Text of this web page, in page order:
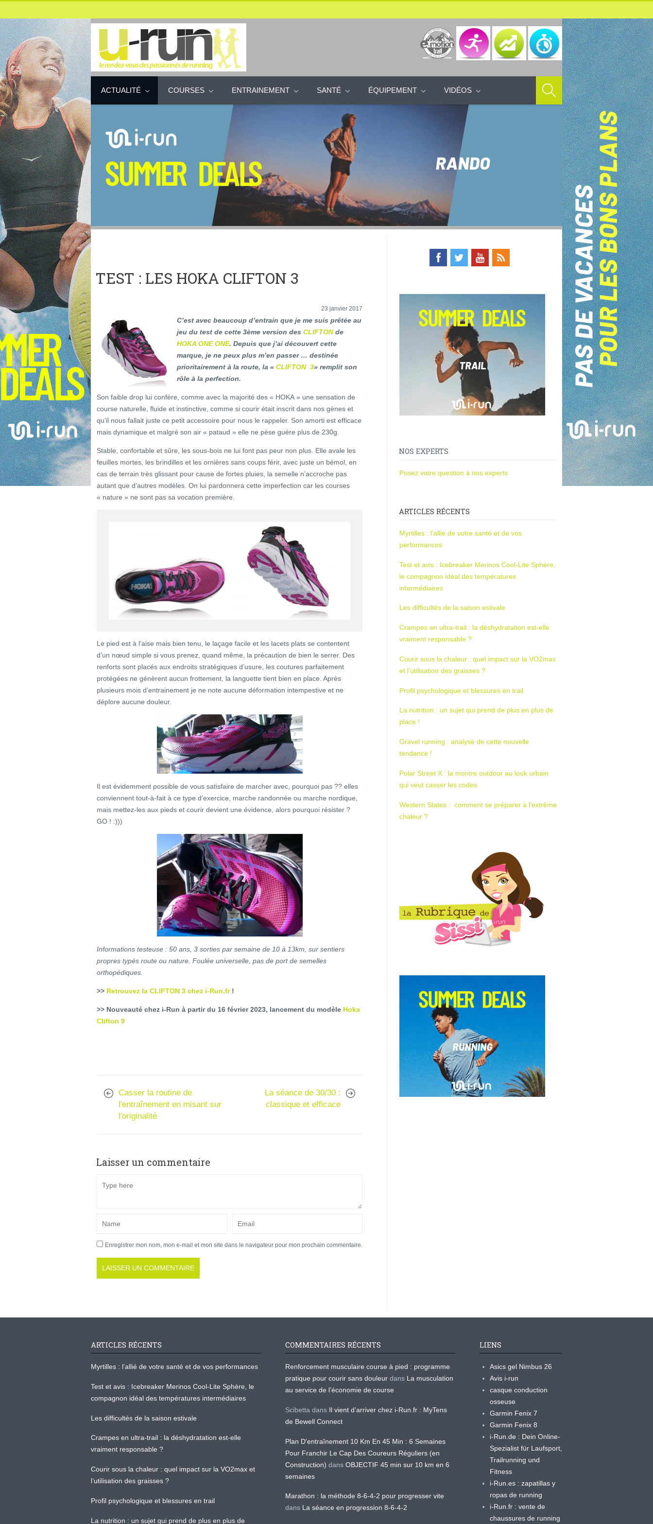
ACTUALITÉ COURSES ENTRAINEMENT SANTÉ ÉQUIPEMENT VIDÉOS
TEST : LES HOKA CLIFTON 3
23 janvier 2017
C’est avec beaucoup d’entrain que je me suis prêtée au
jeu du test de cette 3ème version des CLIFTONde
HOKA ONE ONE. Depuis que j’ai découvert cette
marque, je ne peux plus m’en passer … destinée
prioritairement à la route, la « CLIFTON 3» remplit son
rôle à la perfection.
Son faible drop lui confère, comme avec la majorité des « HOKA » une sensation de
course naturelle, fluide et instinctive, comme si courir était inscrit dans nos gènes et
qu’il nous fallait juste ce petit accessoire pour nous le rappeler. Son amorti est efficace
mais dynamique et malgré son air « pataud » elle ne pèse guère plus de 230g.
Stable, confortable et sûre, les sous-bois ne lui font pas peur non plus. Elle avale les
feuilles mortes, les brindilles et les ornières sans coups férir, avec juste un bémol, en
cas de terrain très glissant pour cause de fortes pluies, la semelle n’accroche pas
autant que d’autres modèles. On lui pardonnera cette imperfection car les courses
« nature » ne sont pas sa vocation première.
Le pied est à l’aise mais bien tenu, le laçage facile et les lacets plats se contentent
d’un nœud simple si vous prenez, quand même, la précaution de bien le serrer. Des
renforts sont placés aux endroits stratégiques d’usure, les coutures parfaitement
protégées ne génèrent aucun frottement, la languette tient bien en place. Après
plusieurs mois d’entrainement je ne note aucune déformation intempestive et ne
déplore aucune douleur.
Il est évidemment possible de vous satisfaire de marcher avec, pourquoi pas ?? elles
conviennent tout-à-fait à ce type d’exercice, marche randonnée ou marche nordique,
mais mettez-les aux pieds et courir devient une évidence, alors pourquoi résister ?
GO ! :)))
Informations testeuse : 50 ans, 3 sorties par semaine de 10 à 13km, sur sentiers
propres typés route ou nature. Foulée universelle, pas de port de semelles
orthopédiques.
>> Retrouvez la CLIFTON 3 chez i-Run.fr!
>> Nouveauté chez i-Run à partir du 16 février 2023, lancement du modèle Hoka
Clifton 9
Casser la routine de
l'entraînement en misant sur
l'originalité
La séance de 30/30 :
classique et efficace
Laisser un commentaire
Enregistrer mon nom, mon e-mail et mon site dans le navigateur pour mon prochain commentaire.
NOS EXPERTS
Posez votre question à nos experts
ARTICLES RÉCENTS
Myrtilles : l’allié de votre santé et de vos
performances
Test et avis : Icebreaker Merinos Cool-Lite Sphère,
le compagnon idéal des températures
intermédiaires
Les difficultés de la saison estivale
Crampes en ultra-trail : la déshydratation est-elle
vraiment responsable ?
Courir sous la chaleur : quel impact sur la VO2max
et l’utilisation des graisses ?
Profil psychologique et blessures en trail
La nutrition : un sujet qui prend de plus en plus de
place !
Gravel running : analyse de cette nouvelle
tendance !
Polar Street X : la montre outdoor au look urbain
qui veut casser les codes
Western States : comment se préparer à l’extrême
chaleur ?
ARTICLES RÉCENTS
Myrtilles : l’allié de votre santé et de vos performances
Test et avis : Icebreaker Merinos Cool-Lite Sphère, le
compagnon idéal des températures intermédiaires
Les difficultés de la saison estivale
Crampes en ultra-trail : la déshydratation est-elle
vraiment responsable ?
Courir sous la chaleur : quel impact sur la VO2max et
l’utilisation des graisses ?
Profil psychologique et blessures en trail
La nutrition : un sujet qui prend de plus en plus de
COMMENTAIRES RÉCENTS
Renforcement musculaire course à pied : programme
pratique pour courir sans douleur dans La musculation
au service de l’économie de course
Scibetta dans Il vient d’arriver chez i-Run.fr : MyTens
de Bewell Connect
Plan D'entraînement 10 Km En 45 Min : 6 Semaines
Pour Franchir Le Cap Des Coureurs Réguliers (en
Construction) dans OBJECTIF 45 min sur 10 km en 6
semaines
Marathon : la méthode 8-6-4-2 pour progresser vite
dans La séance en progression 8-6-4-2
LIENS
Asics gel Nimbus 26
Avis i-run
casque conduction
osseuse
Garmin Fenix 7
Garmin Fenix 8
i-Run.de : Dein Online-
Spezialist für Laufsport,
Trailrunning und
Fitness
i-Run.es : zapatillas y
ropas de running
i-Run.fr : vente de
chaussures de running